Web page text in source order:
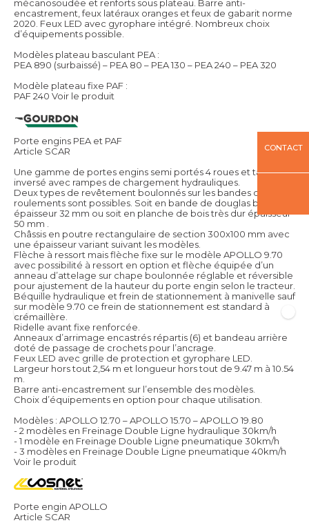
mécanosoudée et renforts sous plateau. Barre anti-
encastrement, feux latéraux oranges et feux de gabarit norme
2020. Feux LED avec gyrophare intégré. Nombreux choix
d’équipements possible.
Modèles plateau basculant PEA :
PEA 890 (surbaissé) – PEA 80 – PEA 130 – PEA 240 – PEA 320
Modèle plateau fixe PAF :
PAF 240 Voir le produit
Porte engins PEA et PAF
Article SCAR
Une gamme de portes engins semi portés 4 roues et tandem
inversé avec rampes de chargement hydrauliques.
Deux types de revêtement boulonnés sur les bandes de
roulements sont possibles. Soit en bande de douglas brut
épaisseur 32 mm ou soit en planche de bois très dur épaisseur
50 mm .
Châssis en poutre rectangulaire de section 300x100 mm avec
une épaisseur variant suivant les modèles.
Flèche à ressort mais flèche fixe sur le modèle APOLLO 9.70
avec possibilité à ressort en option et flèche équipée d’un
anneau d’attelage sur chape boulonnée réglable et réversible
pour ajustement de la hauteur du porte engin selon le tracteur.
Béquille hydraulique et frein de stationnement à manivelle sauf
sur modèle 9.70 ce frein de stationnement est standard à
crémaillère.
Ridelle avant fixe renforcée.
Anneaux d’arrimage encastrés répartis (6) et bandeau arrière
doté de passage de crochets pour l’ancrage.
Feux LED avec grille de protection et gyrophare LED.
Largeur hors tout 2,54 m et longueur hors tout de 9.47 m à 10.54
m.
Barre anti-encastrement sur l’ensemble des modèles.
Choix d’équipements en option pour chaque utilisation.
Modèles : APOLLO 12.70 – APOLLO 15.70 – APOLLO 19.80
- 2 modèles en Freinage Double Ligne hydraulique 30km/h
- 1 modèle en Freinage Double Ligne pneumatique 30km/h
- 3 modèles en Freinage Double Ligne pneumatique 40km/h
Voir le produit
Porte engin APOLLO
Article SCAR
CONTACT